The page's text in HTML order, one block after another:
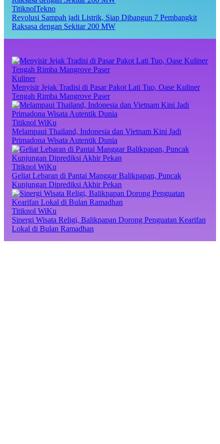
TitiknolTekno
Revolusi Sampah jadi Listrik, Siap Dibangun 7 Pembangkit
Raksasa dengan Sekitar 200 MW
Kuliner
Menyisir Jejak Tradisi di Pasar Pakot Lati Tuo, Oase Kuliner
Tengah Rimba Mangrove Paser
Titiknol WiKu
Melampaui Thailand, Indonesia dan Vietnam Kini Jadi
Primadona Wisata Autentik Dunia
Titiknol WiKu
Geliat Lebaran di Pantai Manggar Balikpapan, Puncak
Kunjungan Diprediksi Akhir Pekan
Titiknol WiKu
Sinergi Wisata Religi, Balikpapan Dorong Penguatan Kearifan
Lokal di Bulan Ramadhan